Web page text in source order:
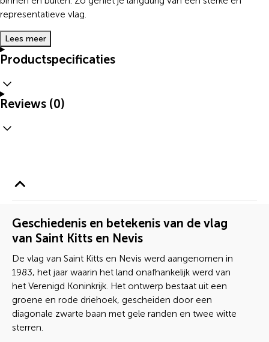
representatieve vlag.
Lees meer
Productspecificaties
Reviews (0)
Geschiedenis en betekenis van de vlag
van Saint Kitts en Nevis
De vlag van Saint Kitts en Nevis werd aangenomen in
1983, het jaar waarin het land onafhankelijk werd van
het Verenigd Koninkrijk. Het ontwerp bestaat uit een
groene en rode driehoek, gescheiden door een
diagonale zwarte baan met gele randen en twee witte
sterren.